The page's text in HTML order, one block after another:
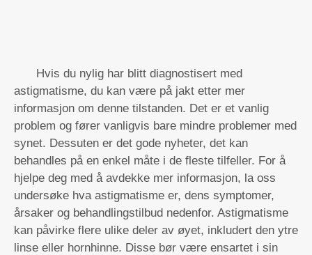
Hvis du nylig har blitt diagnostisert med
astigmatisme, du kan være på jakt etter mer
informasjon om denne tilstanden. Det er et vanlig
problem og fører vanligvis bare mindre problemer med
synet. Dessuten er det gode nyheter, det kan
behandles på en enkel måte i de fleste tilfeller. For å
hjelpe deg med å avdekke mer informasjon, la oss
undersøke hva astigmatisme er, dens symptomer,
årsaker og behandlingstilbud nedenfor. Astigmatisme
kan påvirke flere ulike deler av øyet, inkludert den ytre
linse eller hornhinne. Disse bør være ensartet i sin